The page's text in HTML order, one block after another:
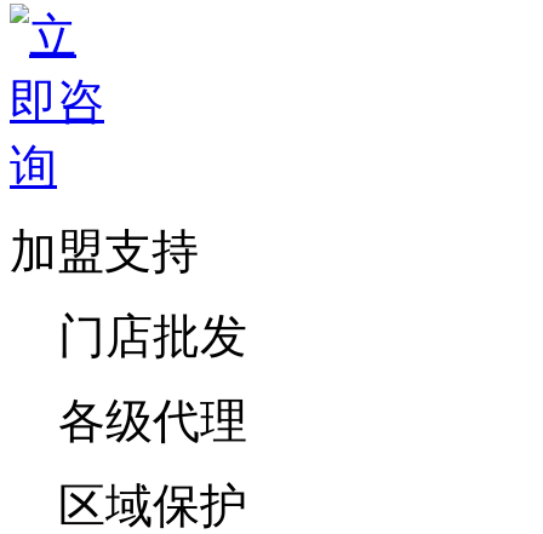
加盟支持
门店批发
各级代理
区域保护